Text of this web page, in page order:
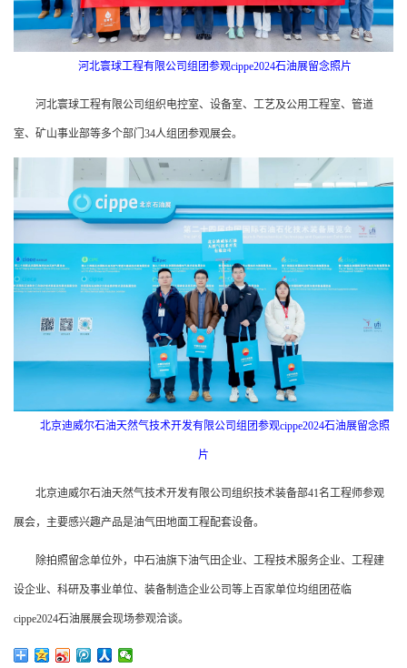
河北寰球工程有限公司组团参观cippe2024石油展留念照片
河北寰球工程有限公司组织电控室、设备室、工艺及公用工程室、管道
室、矿山事业部等多个部门34人组团参观展会。
北京迪威尔石油天然气技术开发有限公司组团参观cippe2024石油展留念照
片
北京迪威尔石油天然气技术开发有限公司组织技术装备部41名工程师参观
展会，主要感兴趣产品是油气田地面工程配套设备。
除拍照留念单位外，中石油旗下油气田企业、工程技术服务企业、工程建
设企业、科研及事业单位、装备制造企业公司等上百家单位均组团莅临
cippe2024石油展展会现场参观洽谈。